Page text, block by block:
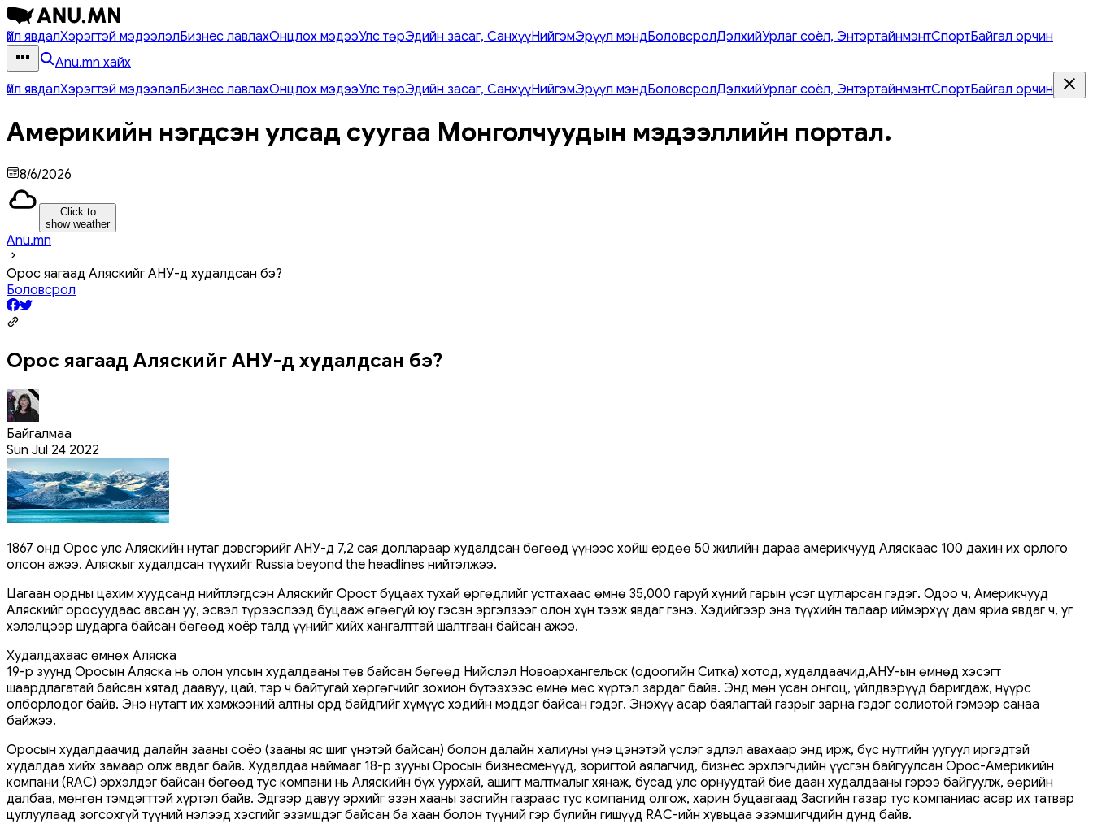
Үйл явдалХэрэгтэй мэдээлэлБизнес лавлахОнцлох мэдээУлс төрЭдийн засаг, СанхүүНийгэмЭрүүл мэндБоловсролДэлхийУрлаг соёл, ЭнтэртайнмэнтСпортБайгал орчин
Anu.mn хайх
Үйл явдалХэрэгтэй мэдээлэлБизнес лавлахОнцлох мэдээУлс төрЭдийн засаг, СанхүүНийгэмЭрүүл мэндБоловсролДэлхийУрлаг соёл, ЭнтэртайнмэнтСпортБайгал орчин
Америкийн нэгдсэн улсад суугаа Монголчуудын мэдээллийн портал.
8/6/2026
Click to
show weather
Anu.mn
Орос яагаад Аляскийг АНУ-д худалдсан бэ?
Боловсрол
Орос яагаад Аляскийг АНУ-д худалдсан бэ?
Байгалмаа
Sun Jul 24 2022
1867 онд Орос улс Аляскийн нутаг дэвсгэрийг АНУ-д 7,2 сая доллараар худалдсан бөгөөд үүнээс хойш ердөө 50 жилийн дараа америкчууд Аляскаас 100 дахин их орлого
олсон ажээ. Аляскыг худалдсан түүхийг Russia beyond the headlines нийтэлжээ.
Цагаан ордны цахим хуудсанд нийтлэгдсэн Аляскийг Орост буцаах тухай өргөдлийг устгахаас өмнө 35,000 гаруй хүний ​​гарын үсэг цугларсан гэдэг. Одоо ч, Америкчууд
Аляскийг оросуудаас авсан уу, эсвэл түрээслээд буцааж өгөөгүй юу гэсэн эргэлзээг олон хүн тээж явдаг гэнэ. Хэдийгээр энэ түүхийн талаар иймэрхүү дам яриа явдаг ч, уг
хэлэлцээр шударга байсан бөгөөд хоёр талд үүнийг хийх хангалттай шалтгаан байсан ажээ.
Худалдахаас өмнөх Аляска
19-р зуунд Оросын Аляска нь олон улсын худалдааны төв байсан бөгөөд Нийслэл Новоархангельск (одоогийн Ситка) хотод, худалдаачид,АНУ-ын өмнөд хэсэгт
шаардлагатай байсан хятад даавуу, цай, тэр ч байтугай хөргөгчийг зохион бүтээхээс өмнө мөс хүртэл зардаг байв. Энд мөн усан онгоц, үйлдвэрүүд баригдаж, нүүрс
олборлодог байв. Энэ нутагт их хэмжээний алтны орд байдгийг хүмүүс хэдийн мэддэг байсан гэдэг. Энэхүү асар баялагтай газрыг зарна гэдэг солиотой гэмээр санаа
байжээ.
Оросын худалдаачид далайн зааны соёо (зааны яс шиг үнэтэй байсан) болон далайн халиуны үнэ цэнэтэй үслэг эдлэл авахаар энд ирж, бүс нутгийн уугуул иргэдтэй
худалдаа хийх замаар олж авдаг байв. Худалдаа наймааг 18-р зууны Оросын бизнесменүүд, зоригтой аялагчид, бизнес эрхлэгчдийн үүсгэн байгуулсан Орос-Америкийн
компани (RAC) эрхэлдэг байсан бөгөөд тус компани нь Аляскийн бүх уурхай, ашигт малтмалыг хянаж, бусад улс орнуудтай бие даан худалдааны гэрээ байгуулж, өөрийн
далбаа, мөнгөн тэмдэгттэй хүртэл байв. Эдгээр давуу эрхийг эзэн хааны засгийн газраас тус компанид олгож, харин буцаагаад Засгийн газар тус компаниас асар их татвар
цуглуулаад зогсохгүй түүний нэлээд хэсгийг эзэмшдэг байсан ба хаан болон түүний гэр бүлийн гишүүд RAC-ийн хувьцаа эзэмшигчдийн дунд байв.